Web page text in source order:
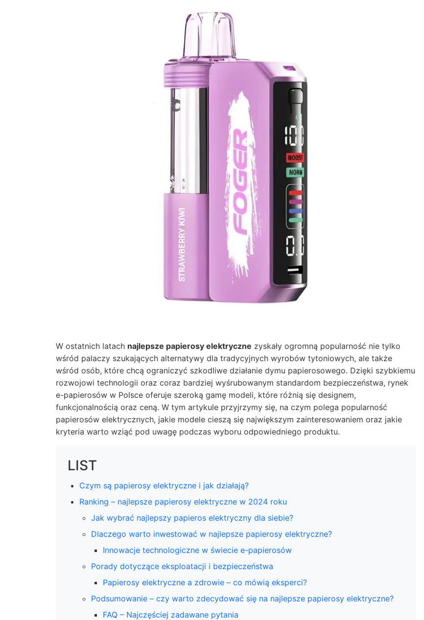
W ostatnich latach najlepsze papierosy elektryczne zyskały ogromną popularność nie tylko
wśród palaczy szukających alternatywy dla tradycyjnych wyrobów tytoniowych, ale także
wśród osób, które chcą ograniczyć szkodliwe działanie dymu papierosowego. Dzięki szybkiemu
rozwojowi technologii oraz coraz bardziej wyśrubowanym standardom bezpieczeństwa, rynek
e-papierosów w Polsce oferuje szeroką gamę modeli, które różnią się designem,
funkcjonalnością oraz ceną. W tym artykule przyjrzymy się, na czym polega popularność
papierosów elektrycznych, jakie modele cieszą się największym zainteresowaniem oraz jakie
kryteria warto wziąć pod uwagę podczas wyboru odpowiedniego produktu.
LIST
Czym są papierosy elektryczne i jak działają?
Ranking – najlepsze papierosy elektryczne w 2024 roku
Jak wybrać najlepszy papieros elektryczny dla siebie?
Dlaczego warto inwestować w najlepsze papierosy elektryczne?
Innowacje technologiczne w świecie e-papierosów
Porady dotyczące eksploatacji i bezpieczeństwa
Papierosy elektryczne a zdrowie – co mówią eksperci?
Podsumowanie – czy warto zdecydować się na najlepsze papierosy elektryczne?
FAQ – Najczęściej zadawane pytania